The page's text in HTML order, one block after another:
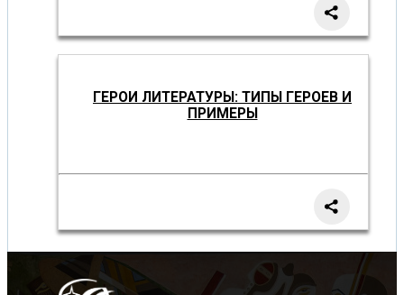
ГЕРОИ ЛИТЕРАТУРЫ: ТИПЫ ГЕРОЕВ И
ПРИМЕРЫ